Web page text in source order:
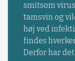
smitsom
tamsvin og
høj ved
findes
Derfor har